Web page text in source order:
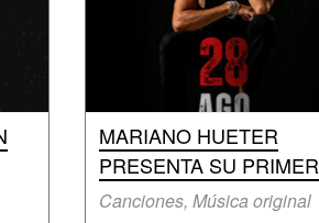
MARIANO HUETER
PRESENTA SU PRIMER
Canciones, Música original